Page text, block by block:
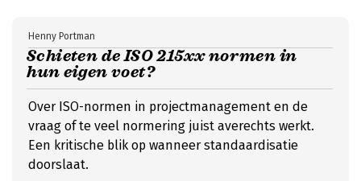
Schieten de ISO 215xx normen in
hun eigen voet?
Henny Portman
Over ISO-normen in projectmanagement en de
vraag of te veel normering juist averechts werkt.
Een kritische blik op wanneer standaardisatie
doorslaat.